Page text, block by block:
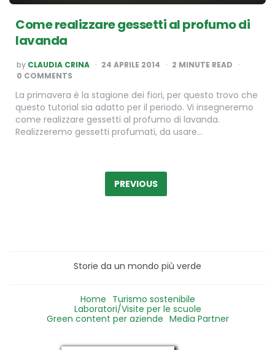
Come realizzare gessetti al profumo di
lavanda
POSTED
BY
by CLAUDIA CRINA 24 APRILE 2014 2 MINUTE READ
0 COMMENTS
La primavera è la stagione dei fiori, per questo trovo che
questo tutorial sia adatto per il periodo. Vi insegneremo
come realizzare gessetti al profumo di lavanda.
Realizzeremo gessetti profumati, da usare…
PREVIOUS
Storie da un mondo più verde
Home Turismo sostenibile
Laboratori/Visite per le scuole
Green content per aziende Media Partner